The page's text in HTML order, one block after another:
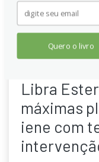
Libra
máximas
iene com
Quero o livro